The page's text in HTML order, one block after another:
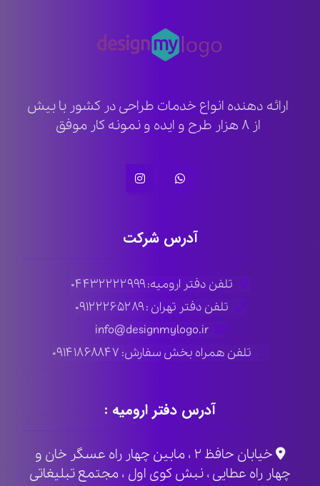
ارائه دهنده انواع خدمات طراحی در کشور با بیش
از ۸ هزار طرح و ایده و نمونه کار موفق
آدرس شرکت
تلفن دفتر ارومیه: ۰۴۴۳۲۲۲۲۹۹۹
تلفن دفتر تهران : ۰۹۱۲۲۲۶۵۲۸۹
info@designmylogo.ir
تلفن همراه بخش سفارش: ۰۹۱۴۱۸۶۸۸۴۷
آدرس دفتر ارومیه :
خیابان حافظ ۲ ، مابین چهار راه عسگر خان و
چهار راه عطایی ، نبش کوی اول ، مجتمع تبلیغاتی